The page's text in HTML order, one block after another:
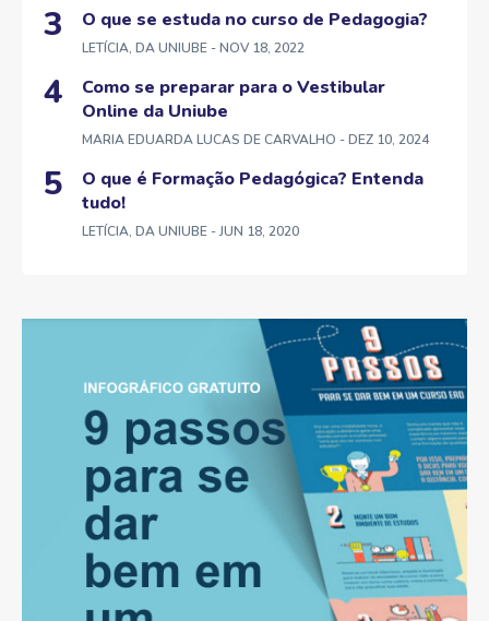
O que se estuda no curso de Pedagogia?
LETÍCIA, DA UNIUBE - NOV 18, 2022
Como se preparar para o Vestibular
Online da Uniube
MARIA EDUARDA LUCAS DE CARVALHO - DEZ 10, 2024
O que é Formação Pedagógica? Entenda
tudo!
LETÍCIA, DA UNIUBE - JUN 18, 2020